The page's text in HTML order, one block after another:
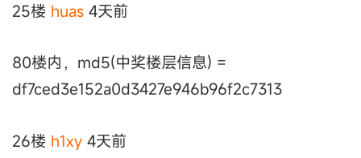
25楼 huas 4天前
80楼内，md5(中奖楼层信息) =
df7ced3e152a0d3427e946b96f2c7313
26楼 h1xy 4天前